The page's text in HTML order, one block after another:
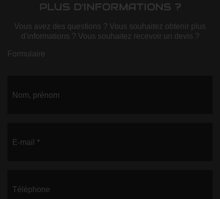
PLUS D'INFORMATIONS ?
Vous avez des questions ? Vous souhaitez obtenir plus
d'informations ? Vous souhaitez recevoir un devis ?
Formulaire
Nom, prénom
E-mail *
Téléphone